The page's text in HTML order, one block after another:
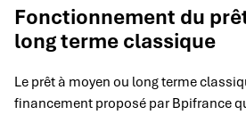
Fonctionnement du
long terme classique
Le prêt à moyen ou long terme
financement proposé par Bpifrance